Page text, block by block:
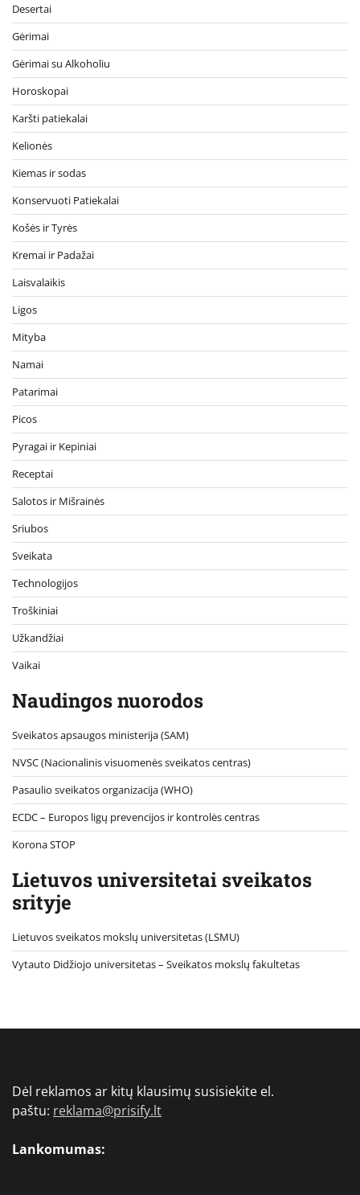
Desertai
Gėrimai
Gėrimai su Alkoholiu
Horoskopai
Karšti patiekalai
Kelionės
Kiemas ir sodas
Konservuoti Patiekalai
Košės ir Tyrės
Kremai ir Padažai
Laisvalaikis
Ligos
Mityba
Namai
Patarimai
Picos
Pyragai ir Kepiniai
Receptai
Salotos ir Mišrainės
Sriubos
Sveikata
Technologijos
Troškiniai
Užkandžiai
Vaikai
Naudingos nuorodos
Sveikatos apsaugos ministerija (SAM)
NVSC (Nacionalinis visuomenės sveikatos centras)
Pasaulio sveikatos organizacija (WHO)
ECDC – Europos ligų prevencijos ir kontrolės centras
Korona STOP
Lietuvos universitetai sveikatos
srityje
Lietuvos sveikatos mokslų universitetas (LSMU)
Vytauto Didžiojo universitetas– Sveikatos mokslų fakultetas
Dėl reklamos ar kitų klausimų susisiekite el.
paštu: reklama@prisify.lt
Lankomumas: